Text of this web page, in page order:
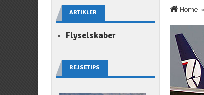
Home
ARTIKLER
Flyselskaber
REJSETIPS